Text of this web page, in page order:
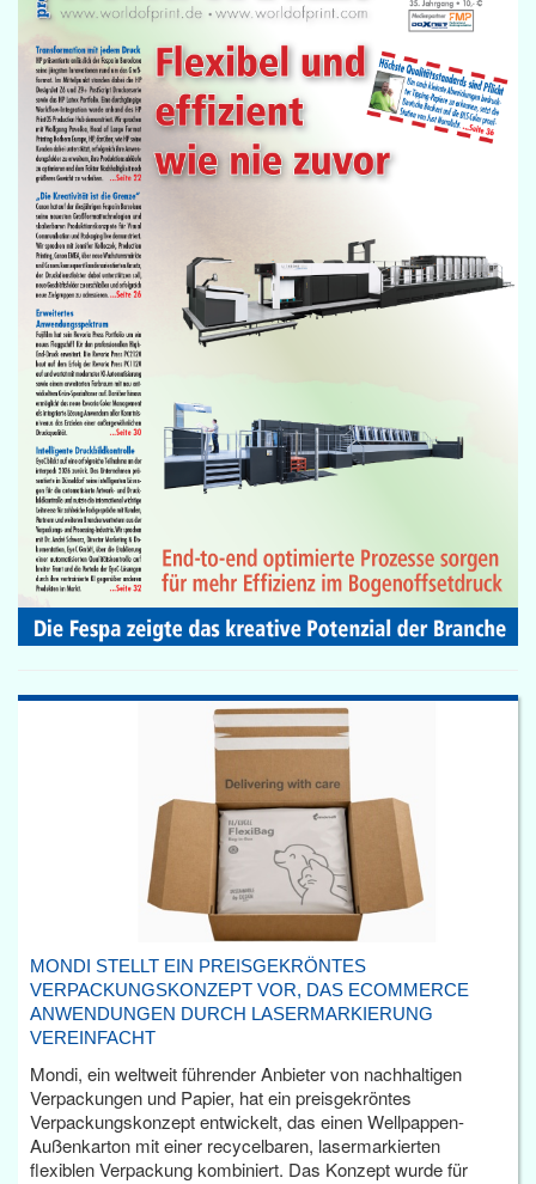
MONDI STELLT EIN PREISGEKRÖNTES
VERPACKUNGSKONZEPT VOR, DAS ECOMMERCE
ANWENDUNGEN DURCH LASERMARKIERUNG
VEREINFACHT
Mondi, ein weltweit führender Anbieter von nachhaltigen
Verpackungen und Papier, hat ein preisgekröntes
Verpackungskonzept entwickelt, das einen Wellpappen-
Außenkarton mit einer recycelbaren, lasermarkierten
flexiblen Verpackung kombiniert. Das Konzept wurde für